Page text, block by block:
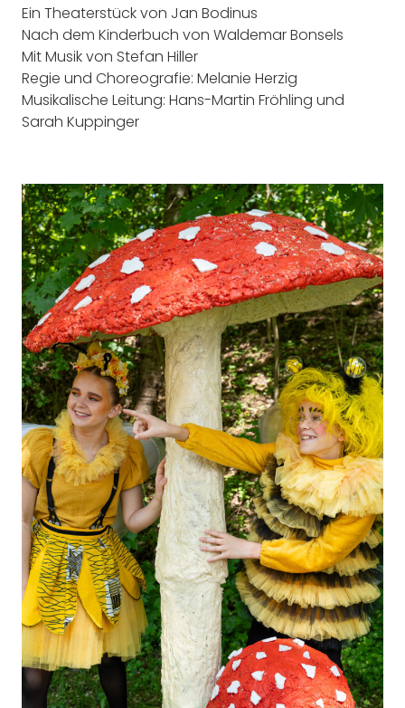
Ein Theaterstück von Jan Bodinus
Nach dem Kinderbuch von Waldemar Bonsels
Mit Musik von Stefan Hiller
Regie und Choreografie: Melanie Herzig
Musikalische Leitung: Hans-Martin Fröhling und
Sarah Kuppinger